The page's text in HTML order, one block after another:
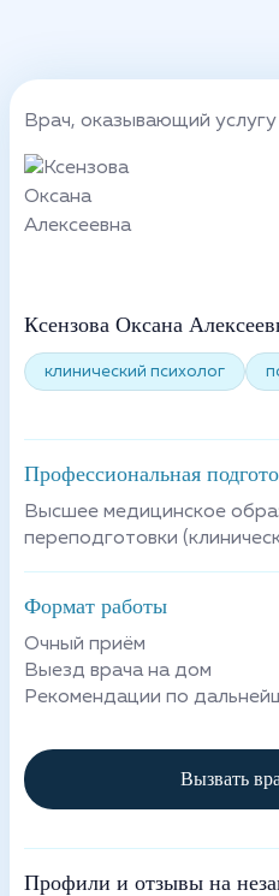
Врач, оказывающий услугу
Ксензова Оксана
клинический психолог
Профессиональная
Высшее медицинское
переподготовки
Формат работы
Очный приём
Выезд врача на дом
Рекомендации по
Вызвать
Профили и отзывы на